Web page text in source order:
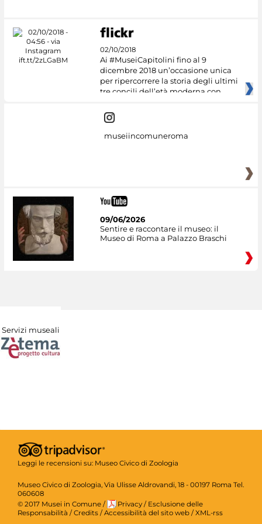
02/10/2018
Ai #MuseiCapitolini fino al 9
dicembre 2018 un’occasione unica
per ripercorrere la storia degli ultimi
tre concili dell’età moderna con
museiincomuneroma
09/06/2026
Sentire e raccontare il museo: il
Museo di Roma a Palazzo Braschi
Servizi museali
Leggi le recensioni su: Museo Civico di Zoologia
Museo Civico di Zoologia, Via Ulisse Aldrovandi, 18 - 00197 Roma Tel.
060608
© 2017 Musei in Comune / Privacy / Esclusione delle
Responsabilità / Credits / Accessibilità del sito web / XML-rss